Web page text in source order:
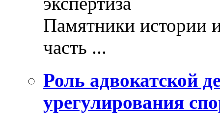
Памятники истории
часть ...
Роль адвокатской
урегулирования